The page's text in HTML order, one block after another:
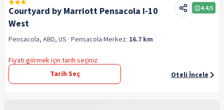
Courtyard by Marriott Pensacola I-10
West
4.4/5
Pensacola, ABD, US · Pensacola Merkez: 16.7 km
Fiyatı görmek için tarih seçiniz
Tarih Seç
Oteli İncele